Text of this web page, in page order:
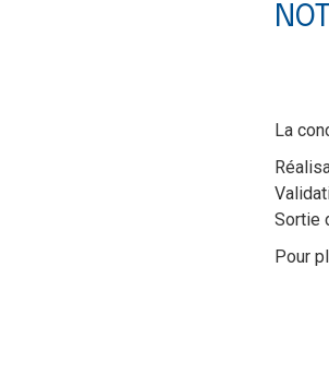
La
Sortie
Pour